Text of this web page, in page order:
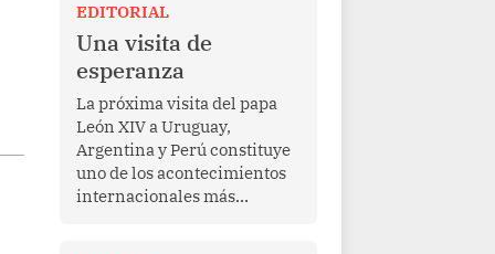
EDITORIAL
Una visita de
esperanza
La próxima visita del papa
León XIV a Uruguay,
Argentina y Perú constituye
uno de los acontecimientos
internacionales más